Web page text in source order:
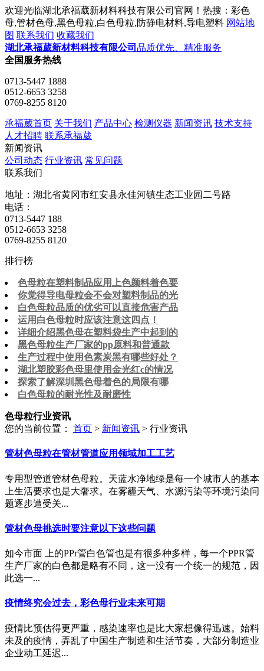
欢迎光临湖北承福葳新材料科技有限公司官网！热搜：彩色
母,管材色母,黑色母粒,白色母粒,防静电材料,导电塑料 网站地
图 联系我们 收藏我们
湖北承福葳新材料科技有限公司 品质优先、精准服务
全国服务热线
0713-5447 1888
0512-6653 3258
0769-8255 8120
承福葳首页 关于我们 产品中心 检测仪器 新闻资讯 技术支持
人才招聘 联系承福葳
新闻资讯
公司动态 行业资讯 常见问题
联系我们
地址：湖北省黄冈市红安县永佳河镇生态工业园二号路
电话：
0713-5447 188
0512-6653 3258
0769-8255 8120
排行榜
色母粒在塑料制品应用上色颜料着色要
你觉得导电母粒会不会对塑料制品的光
白色母粒品质的优劣可以直接危害产品
运用白色母粒时应该注意这四点！
详细介绍黑色母在塑料袋生产中起到的
黑色母粒生产厂家的pp原料和普通款
生产过程中使用色素炭黑有哪些好处？
湖北塑胶彩色母里使用金光红c的情况
探索了解深圳黑色母着色的局限有哪
白色母粒的耐光性及耐磨性
色母粒行业资讯
您的当前位置： 首页 > 新闻资讯 > 行业资讯
管材色母粒在管材管道应用领域加工工艺
专用型管道管材色母粒。天蓝水净地绿是每一个城市人的基本
上生活要求也是大奢求。在雾霾天气、水源污染等环境污染问
题逐步遭受关...
管材色母挑选时要注意以下这些问题
如今市面 上的PPr管白色管也是有很多种多样，每一个PPR管
生产厂家的白色都是略有不同，这一没有一个统一的规范，因
此选一...
疫情终究会过去，彩色母行业未来可期
疫情比预估得更严重，感染速率也是比大家想像得迅速。始料
未及的疫情，弄乱了中国生产制造和生活节奏，大部分制造业
企业动工延迟...